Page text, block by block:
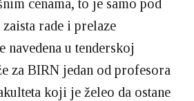
cenama, to je samo pod
rade i prelaze
u tenderskoj
za BIRN jedan od profesora
koji je želeo da ostane